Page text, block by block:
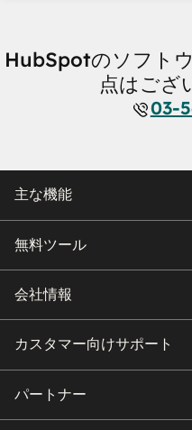
HubSpotのソフト
点はござ
03-
主な機能
無料ツール
会社情報
カスタマー向けサポート
パートナー